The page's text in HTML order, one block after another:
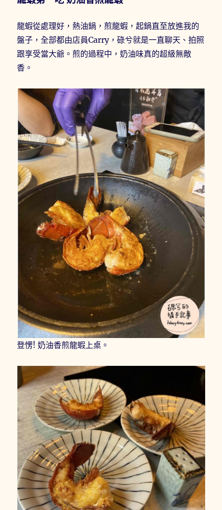
龍蝦從處理好，熱油鍋，煎龍蝦，起鍋直至放進我的
盤子，全部都由店員Carry，碌兮就是一直聊天、拍照
跟享受當大爺。煎的過程中，奶油味真的超級無敵
香。
登愣! 奶油香煎龍蝦上桌。